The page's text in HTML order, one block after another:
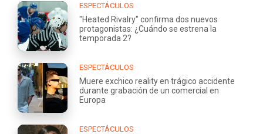
ESPECTÁCULOS
"Heated Rivalry" confirma dos nuevos
protagonistas: ¿Cuándo se estrena la
temporada 2?
ESPECTÁCULOS
Muere exchico reality en trágico accidente
durante grabación de un comercial en
Europa
ESPECTÁCULOS